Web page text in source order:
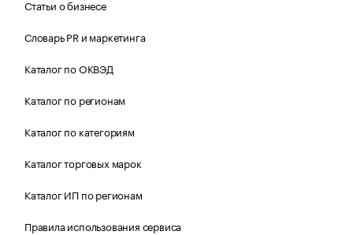
Статьи о бизнесе
Словарь PR и маркетинга
Каталог по ОКВЭД
Каталог по регионам
Каталог по категориям
Каталог торговых марок
Каталог ИП по регионам
Правила использования сервиса